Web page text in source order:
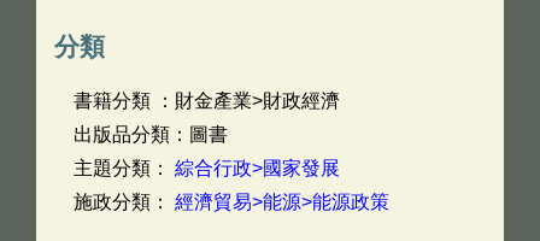
分類
書籍分類 ：財金產業>財政經濟
出版品分類：圖書
主題分類： 綜合行政>國家發展
施政分類： 經濟貿易>能源>能源政策